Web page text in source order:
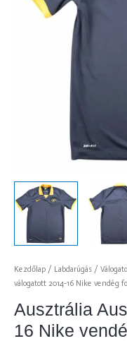
Kezdőlap / Labdarúgás /
válogatott 2014-16 Nike vendég
Ausztrália
16 Nike